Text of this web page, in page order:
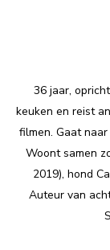
36 jaar,
keuken en reist
filmen. Gaat
Woont samen
2019), hond
Auteur van